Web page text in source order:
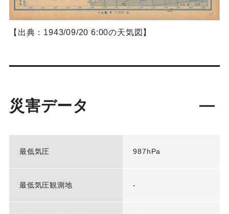
【出典：1943/09/20 6:00の天気図】
災害データ
最低気圧 987hPa
最低気圧観測地 -